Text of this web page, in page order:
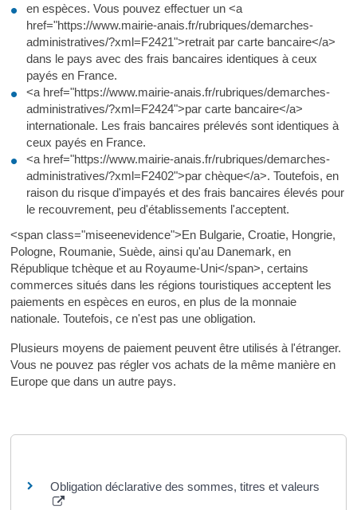
en espèces. Vous pouvez effectuer un <a
href="https://www.mairie-anais.fr/rubriques/demarches-
administratives/?xml=F2421">retrait par carte bancaire</a>
dans le pays avec des frais bancaires identiques à ceux
payés en France.
<a href="https://www.mairie-anais.fr/rubriques/demarches-
administratives/?xml=F2424">par carte bancaire</a>
internationale. Les frais bancaires prélevés sont identiques à
ceux payés en France.
<a href="https://www.mairie-anais.fr/rubriques/demarches-
administratives/?xml=F2402">par chèque</a>. Toutefois, en
raison du risque d'impayés et des frais bancaires élevés pour
le recouvrement, peu d'établissements l'acceptent.
<span class="miseenevidence">En Bulgarie, Croatie, Hongrie,
Pologne, Roumanie, Suède, ainsi qu'au Danemark, en
République tchèque et au Royaume-Uni</span>, certains
commerces situés dans les régions touristiques acceptent les
paiements en espèces en euros, en plus de la monnaie
nationale. Toutefois, ce n'est pas une obligation.
Plusieurs moyens de paiement peuvent être utilisés à l'étranger.
Vous ne pouvez pas régler vos achats de la même manière en
Europe que dans un autre pays.
Obligation déclarative des sommes, titres et valeurs